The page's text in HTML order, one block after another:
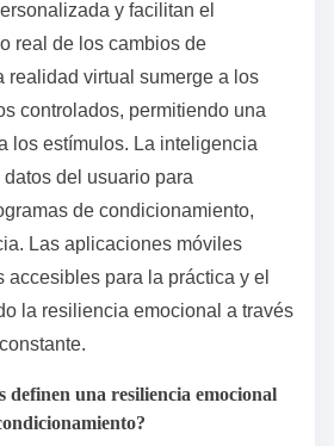
y facilitan el
real de los cambios de
realidad virtual sumerge a los
controlados, permitiendo una
los estímulos. La inteligencia
del usuario para
de condicionamiento,
Las aplicaciones móviles
accesibles para la práctica y el
la resiliencia emocional a través
definen una resiliencia emocional